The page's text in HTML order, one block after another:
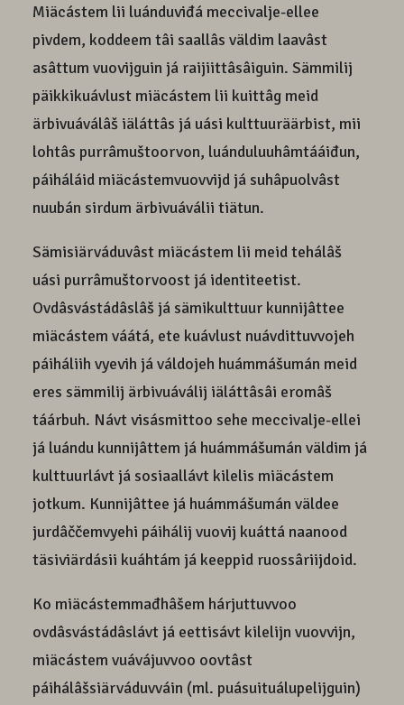
Miäcástem lii luánduviđá meccivalje-ellee
pivdem, koddeem tâi saallâs väldim laavâst
asâttum vuovijguin já raijiittâsâiguin. Sämmilij
päikkikuávlust miäcástem lii kuittâg meid
ärbivuáválâš iäláttâs já uási kulttuuräärbist, mii
lohtâs purrâmuštoorvon, luánduluuhâmtááiđun,
páiháláid miäcástemvuovvijd já suhâpuolvâst
nuubán sirdum ärbivuáválii tiätun.
Sämisiärváduvâst miäcástem lii meid tehálâš
uási purrâmuštorvoost já identiteetist.
Ovdâsvástádâslâš já sämikulttuur kunnijâttee
miäcástem váátá, ete kuávlust nuávdittuvvojeh
páiháliih vyevih já váldojeh huámmášumán meid
eres sämmilij ärbivuáválij iäláttâsâi eromâš
táárbuh. Návt visásmittoo sehe meccivalje-ellei
já luándu kunnijâttem já huámmášumán väldim já
kulttuurlávt já sosiaallávt kilelis miäcástem
jotkum. Kunnijâttee já huámmášumán väldee
jurdâččemvyehi páihálij vuovij kuáttá naanood
täsiviärdásii kuáhtám já keeppid ruossâriijdoid.
Ko miäcástemmađhâšem hárjuttuvvoo
ovdâsvástádâslávt já eettisávt kilelijn vuovvijn,
miäcástem vuávájuvvoo oovtâst
páihálâšsiärváduvváin (ml. puásuituálupelijguin)